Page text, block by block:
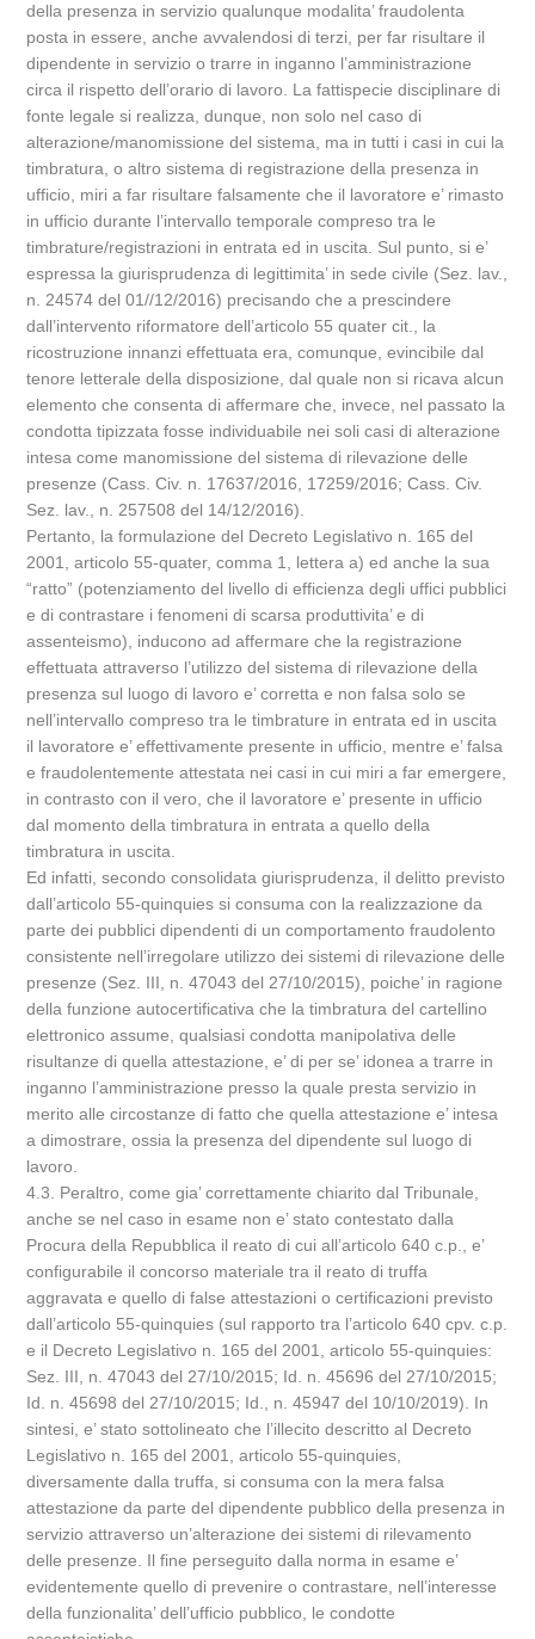
della presenza in servizio qualunque modalita’ fraudolenta
posta in essere, anche avvalendosi di terzi, per far risultare il
dipendente in servizio o trarre in inganno l’amministrazione
circa il rispetto dell’orario di lavoro. La fattispecie disciplinare di
fonte legale si realizza, dunque, non solo nel caso di
alterazione/manomissione del sistema, ma in tutti i casi in cui la
timbratura, o altro sistema di registrazione della presenza in
ufficio, miri a far risultare falsamente che il lavoratore e’ rimasto
in ufficio durante l’intervallo temporale compreso tra le
timbrature/registrazioni in entrata ed in uscita. Sul punto, si e’
espressa la giurisprudenza di legittimita’ in sede civile (Sez. lav.,
n. 24574 del 01//12/2016) precisando che a prescindere
dall’intervento riformatore dell’articolo 55 quater cit., la
ricostruzione innanzi effettuata era, comunque, evincibile dal
tenore letterale della disposizione, dal quale non si ricava alcun
elemento che consenta di affermare che, invece, nel passato la
condotta tipizzata fosse individuabile nei soli casi di alterazione
intesa come manomissione del sistema di rilevazione delle
presenze (Cass. Civ. n. 17637/2016, 17259/2016; Cass. Civ.
Sez. lav., n. 257508 del 14/12/2016).
Pertanto, la formulazione del Decreto Legislativo n. 165 del
2001, articolo 55-quater, comma 1, lettera a) ed anche la sua
“ratto” (potenziamento del livello di efficienza degli uffici pubblici
e di contrastare i fenomeni di scarsa produttivita’ e di
assenteismo), inducono ad affermare che la registrazione
effettuata attraverso l’utilizzo del sistema di rilevazione della
presenza sul luogo di lavoro e’ corretta e non falsa solo se
nell’intervallo compreso tra le timbrature in entrata ed in uscita
il lavoratore e’ effettivamente presente in ufficio, mentre e’ falsa
e fraudolentemente attestata nei casi in cui miri a far emergere,
in contrasto con il vero, che il lavoratore e’ presente in ufficio
dal momento della timbratura in entrata a quello della
timbratura in uscita.
Ed infatti, secondo consolidata giurisprudenza, il delitto previsto
dall’articolo 55-quinquies si consuma con la realizzazione da
parte dei pubblici dipendenti di un comportamento fraudolento
consistente nell’irregolare utilizzo dei sistemi di rilevazione delle
presenze (Sez. III, n. 47043 del 27/10/2015), poiche’ in ragione
della funzione autocertificativa che la timbratura del cartellino
elettronico assume, qualsiasi condotta manipolativa delle
risultanze di quella attestazione, e’ di per se’ idonea a trarre in
inganno l’amministrazione presso la quale presta servizio in
merito alle circostanze di fatto che quella attestazione e’ intesa
a dimostrare, ossia la presenza del dipendente sul luogo di
lavoro.
4.3. Peraltro, come gia’ correttamente chiarito dal Tribunale,
anche se nel caso in esame non e’ stato contestato dalla
Procura della Repubblica il reato di cui all’articolo 640 c.p., e’
configurabile il concorso materiale tra il reato di truffa
aggravata e quello di false attestazioni o certificazioni previsto
dall’articolo 55-quinquies (sul rapporto tra l’articolo 640 cpv. c.p.
e il Decreto Legislativo n. 165 del 2001, articolo 55-quinquies:
Sez. III, n. 47043 del 27/10/2015; Id. n. 45696 del 27/10/2015;
Id. n. 45698 del 27/10/2015; Id., n. 45947 del 10/10/2019). In
sintesi, e’ stato sottolineato che l’illecito descritto al Decreto
Legislativo n. 165 del 2001, articolo 55-quinquies,
diversamente dalla truffa, si consuma con la mera falsa
attestazione da parte del dipendente pubblico della presenza in
servizio attraverso un’alterazione dei sistemi di rilevamento
delle presenze. Il fine perseguito dalla norma in esame e’
evidentemente quello di prevenire o contrastare, nell’interesse
della funzionalita’ dell’ufficio pubblico, le condotte